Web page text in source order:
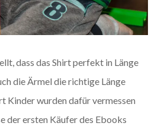
dass das Shirt perfekt in Länge
die Ärmel die richtige Länge
Kinder wurden dafür vermessen
der ersten Käufer des Ebooks